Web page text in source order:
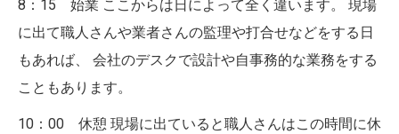
8：15 始業 ここからは日によって全く違います。 現場
に出て職人さんや業者さんの監理や打合せなどをする日
もあれば、 会社のデスクで設計や自事務的な業務をする
こともあります。
10：00 休憩 現場に出ていると職人さんはこの時間に休